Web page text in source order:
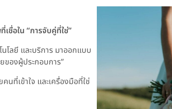
อใน “การจับคู่ที่ใช่”
โลยี และบริการ มาออกแบบ
ยของผู้ประกอบการ”
ที่เข้าใจ และเครื่องมือที่ใช่